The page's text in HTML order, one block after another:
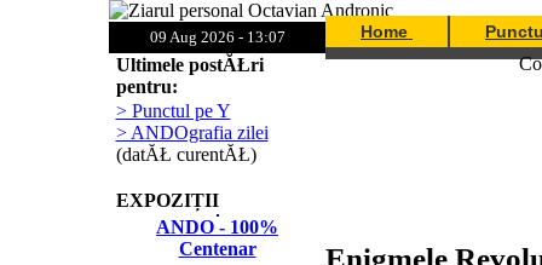
09 Aug 2026 - 13:07 Home
Ultimele postĂŁri
pentru:
> Punctul pe Y
> ANDOgrafia zilei
(datĂŁ curentĂŁ)
EXPOZIȚII
ANDO - 100%
Centenar
Enigmele